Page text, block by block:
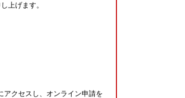
上げます。
アクセスし、オンライン申請を